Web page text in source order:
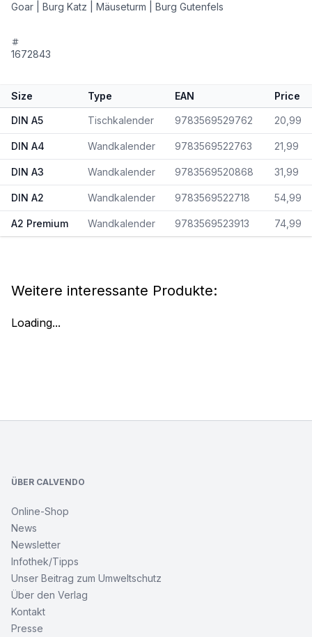
Goar | Burg Katz | Mäuseturm | Burg Gutenfels
1672843
Size Type EAN Price
DIN A5 Tischkalender 9783569529762 20,99
DIN A4 Wandkalender 9783569522763 21,99
DIN A3 Wandkalender 9783569520868 31,99
DIN A2 Wandkalender 9783569522718 54,99
A2 Premium Wandkalender 9783569523913 74,99
Weitere interessante Produkte:
Loading...
ÜBER CALVENDO
Online-Shop
News
Newsletter
Infothek/Tipps
Unser Beitrag zum Umweltschutz
Über den Verlag
Kontakt
Presse